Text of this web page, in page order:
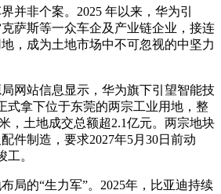
并非个案。2025 年以来，华为引
萨斯等一众车企及产业链企业，接连
，成为土地市场中不可忽视的中坚力
网站信息显示，华为旗下引望智能技
式拿下位于东莞的两宗工业用地，整
，土地成交总额超2.1亿元。两宗地块
件制造，要求2027年5月30日前动
工。
局的“生力军”。2025年，比亚迪持续